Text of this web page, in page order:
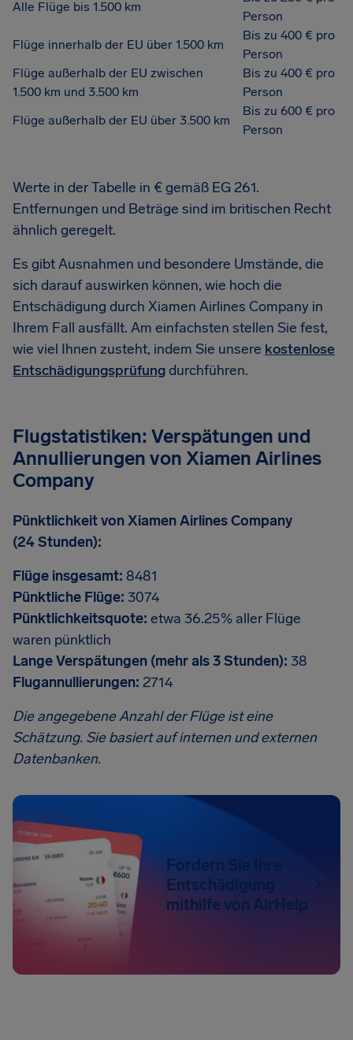
Alle Flüge bis 1.500 km
Person
Flüge innerhalb der EU über 1.500 km
Bis zu 400 € pro
Person
Flüge außerhalb der EU zwischen
1.500 km und 3.500 km
Bis zu 400 € pro
Person
Flüge außerhalb der EU über 3.500 km
Bis zu 600 € pro
Person
Werte in der Tabelle in € gemäß EG 261.
Entfernungen und Beträge sind im britischen Recht
ähnlich geregelt.
Es gibt Ausnahmen und besondere Umstände, die
sich darauf auswirken können, wie hoch die
Entschädigung durch Xiamen Airlines Company in
Ihrem Fall ausfällt. Am einfachsten stellen Sie fest,
wie viel Ihnen zusteht, indem Sie unsere kostenlose
Entschädigungsprüfungdurchführen.
Flugstatistiken: Verspätungen und
Annullierungen von Xiamen Airlines
Company
Pünktlichkeit von Xiamen Airlines Company
(24 Stunden):
Flüge insgesamt: 8481
Pünktliche Flüge: 3074
Pünktlichkeitsquote: etwa 36.25% aller Flüge
waren pünktlich
Lange Verspätungen (mehr als 3 Stunden): 38
Flugannullierungen: 2714
Die angegebene Anzahl der Flüge ist eine
Schätzung. Sie basiert auf internen und externen
Datenbanken.
Fordern Sie Ihre
Entschädigung
mithilfe von AirHelp